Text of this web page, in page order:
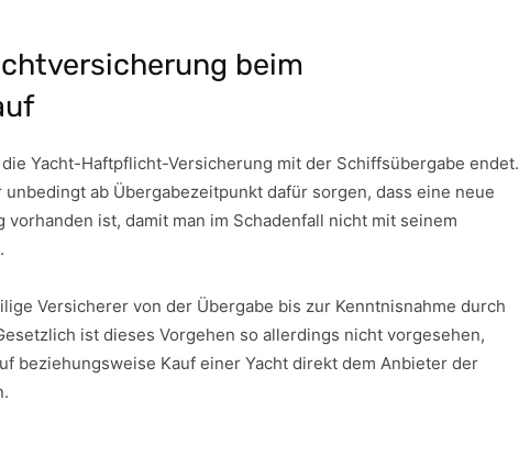
beim
Yacht-Haftpflicht-Versicherung mit der Schiffsübergabe endet.
ab Übergabezeitpunkt dafür sorgen, dass eine neue
ist, damit man im Schadenfall nicht mit seinem
Versicherer von der Übergabe bis zur Kenntnisnahme durch
ist dieses Vorgehen so allerdings nicht vorgesehen,
beziehungsweise Kauf einer Yacht direkt dem Anbieter der